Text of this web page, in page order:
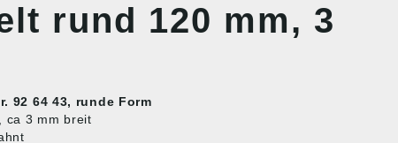
rund 120 mm, 3
92 64 43, runde Form
ca 3 mm breit